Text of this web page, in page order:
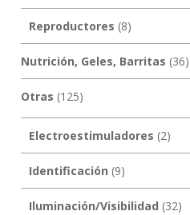
Reproductores (8)
Nutrición, Geles, Barritas (36)
Otras (125)
Electroestimuladores (2)
Identificación (9)
Iluminación/Visibilidad (32)